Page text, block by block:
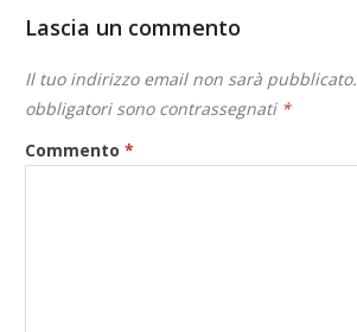
Lascia un commento
Il tuo indirizzo email non sarà pubblicato.
obbligatori sono contrassegnati *
Commento*